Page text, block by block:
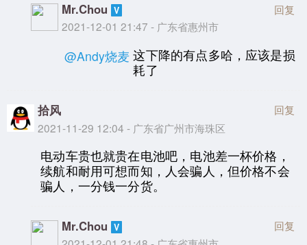
Mr.Chou
2021-12-01 21:47 - 广东省惠州市
回复
@Andy烧麦 这下降的有点多哈，应该是损
耗了
拾风
2021-11-29 12:04 - 广东省广州市海珠区
回复
电动车贵也就贵在电池吧，电池差一杯价格，
续航和耐用可想而知，人会骗人，但价格不会
骗人，一分钱一分货。
Mr.Chou 回复